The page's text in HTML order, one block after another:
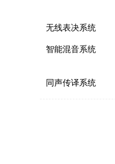
无线表决系统
智能混音系统
同声传译系统